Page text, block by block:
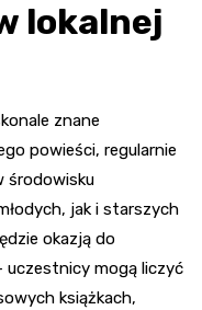
lokalnej
znane
powieści, regularnie
środowisku
jak i starszych
okazją do
uczestnicy mogą liczyć
książkach,